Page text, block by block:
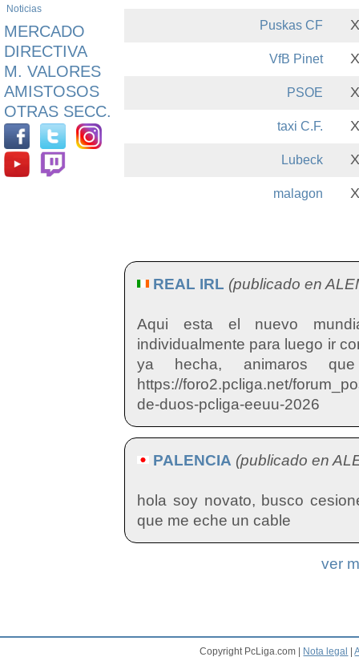
Noticias
MERCADO
DIRECTIVA
M. VALORES
AMISTOSOS
OTRAS SECC.
Puskas CF X
VfB Pinet X
PSOE X
taxi C.F. X
Lubeck X
malagon X
REAL IRL (publicado en
Aqui esta el nuevo
individualmente para luego ir
ya hecha, animaros
https://foro2.pcliga.net/
de-duos-pcliga-eeuu-2026
PALENCIA (publicado en
hola soy novato, busco
que me eche un cable
ver
Copyright PcLiga.com | Nota legal |